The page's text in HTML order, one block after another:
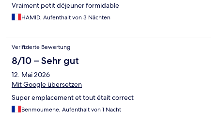
Vraiment petit déjeuner formidable
HAMID, Aufenthalt von 3 Nächten
Verifizierte Bewertung
8/10 – Sehr gut
12. Mai 2026
Mit Google übersetzen
Super emplacement et tout était correct
Benmoumene, Aufenthalt von 1 Nacht